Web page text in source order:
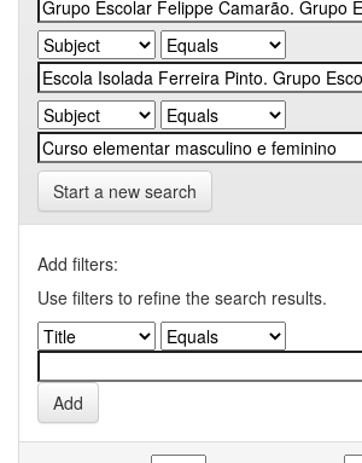
Start a new search
Add filters:
Use filters to refine the search results.